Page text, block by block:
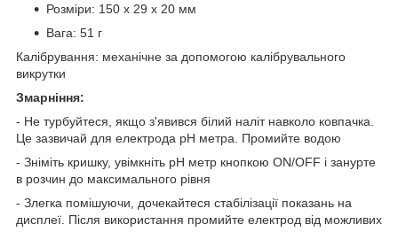
Розміри: 150 x 29 x 20 мм
Вага: 51 г
Калібрування: механічне за допомогою калібрувального
викрутки
Змарніння:
- Не турбуйтеся, якщо з'явився білий наліт навколо ковпачка.
Це зазвичай для електрода pH метра. Промийте водою
- Зніміть кришку, увімкніть pH метр кнопкою ON/OFF і занурте
в розчин до максимального рівня
- Злегка помішуючи, дочекайтеся стабілізації показань на
дисплеї. Після використання промийте електрод від можливих